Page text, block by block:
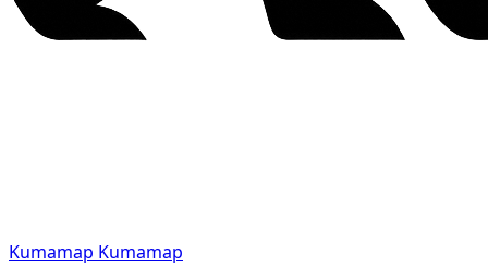
Kumamap Kumamap